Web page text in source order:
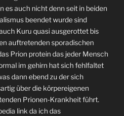
es auch nicht denn seit in beiden
beendet wurde sind
Kuru quasi ausgerottet bis
auftretenden sporadischen
Prion protein das jeder Mensch
im gehirn hat sich fehlfaltet
dann ebend zu der sich
über die körpereigenen
Prionen-Krankheit führt.
link da ich das